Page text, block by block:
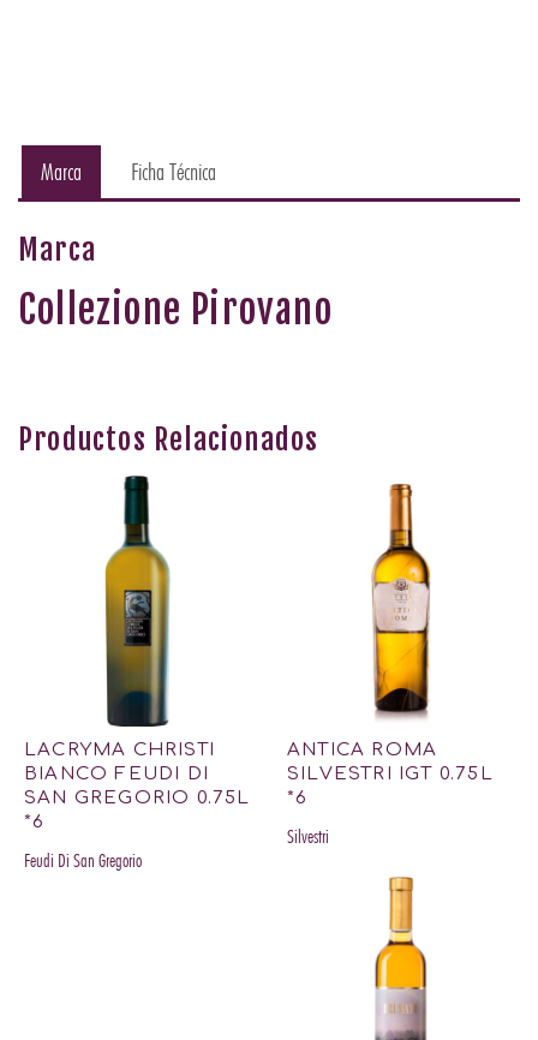
Marca Ficha Técnica
Marca
Collezione Pirovano
Productos Relacionados
LACRYMA CHRISTI
BIANCO FEUDI DI
SAN GREGORIO 0.75L
*6
Feudi Di San Gregorio
ANTICA ROMA
SILVESTRI IGT 0.75L
*6
Silvestri